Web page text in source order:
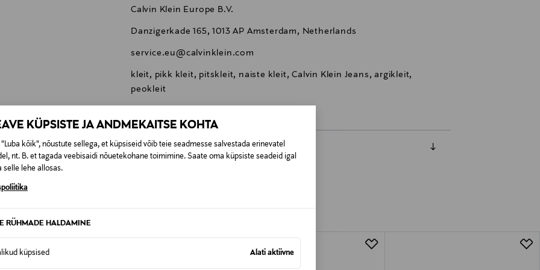
KÜPSISTE JA ANDMEKAITSE KOHTA
kõik", nõustute sellega, et küpsiseid võib teie seadmesse salvestada erinevatel
nt. B. et tagada veebisaidi nõuetekohane toimimine. Saate oma küpsiste seadeid igal
selle lehe allosas.
RÜHMADE HALDAMINE
küpsised Alati aktiivne
Calvin Klein Europe B.V.
Danzigerkade 165, 1013 AP Amsterdam, Netherlands
service.eu@calvinklein.com
kleit, pikk kleit, pitskleit, naiste kleit, Calvin Klein Jeans, argikleit,
peokleit
KA